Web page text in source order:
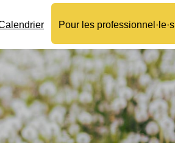
Pour les professionnel·le·s